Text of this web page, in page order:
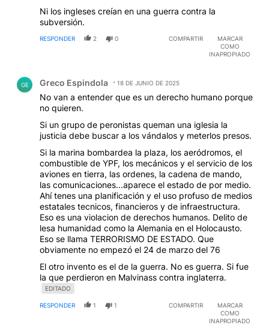
Ni los ingleses creían en una guerra contra la
subversión.
RESPONDER 2 0 COMPARTIR
MARCAR
COMO
INAPROPIADO
GE Greco Espindola 18 DE JUNIO DE 2025
No van a entender que es un derecho humano porque
no quieren.
Si un grupo de peronistas queman una iglesia la
justicia debe buscar a los vándalos y meterlos presos.
Si la marina bombardea la plaza, los aeródromos, el
combustible de YPF, los mecánicos y el servicio de los
aviones en tierra, las ordenes, la cadena de mando,
las comunicaciones...aparece el estado de por medio.
Ahí tenes una planificación y el uso profuso de medios
estatales tecnicos, financieros y de infraestructura.
Eso es una violacion de derechos humanos. Delito de
lesa humanidad como la Alemania en el Holocausto.
Eso se llama TERRORISMO DE ESTADO. Que
obviamente no empezó el 24 de marzo del 76
El otro invento es el de la guerra. No es guerra. Si fue
la que perdieron en Malvinass contra inglaterra.
EDITADO
RESPONDER 1 1 COMPARTIR
MARCAR
COMO
INAPROPIADO